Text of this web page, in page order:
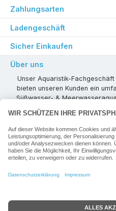
Zahlungsarten
Ladengeschäft
Sicher Einkaufen
Über uns
Unser Aquaristik-
bieten unseren Kunden ein
Süßwasser- &
Pflanzen,
kompetenter Aquaristik-
alle Ihre Projekte und
Besuchen Sie uns in unseren
Vertrag